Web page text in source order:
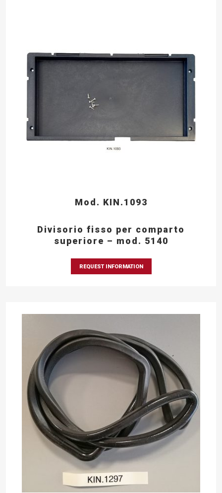
Mod. KIN.1093
Divisorio fisso per comparto
superiore – mod. 5140
REQUEST INFORMATION